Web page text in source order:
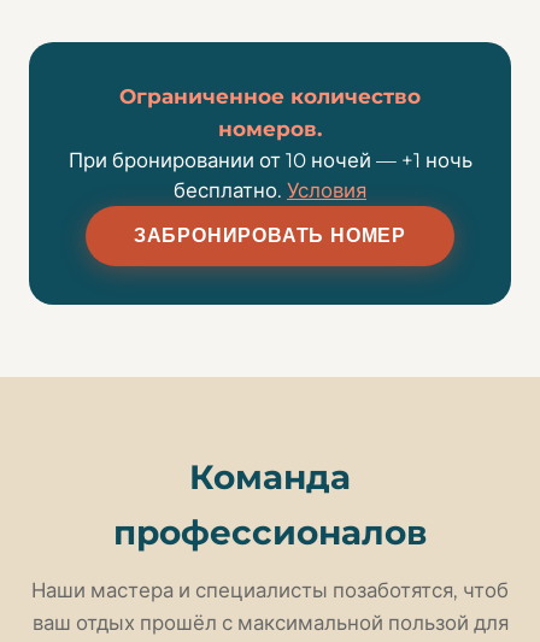
Ограниченное количество
номеров.
При бронировании от 10 ночей — +1 ночь
бесплатно. Условия
ЗАБРОНИРОВАТЬ НОМЕР
Команда
профессионалов
Наши мастера и специалисты позаботятся, чтоб
ваш отдых прошёл с максимальной пользой для